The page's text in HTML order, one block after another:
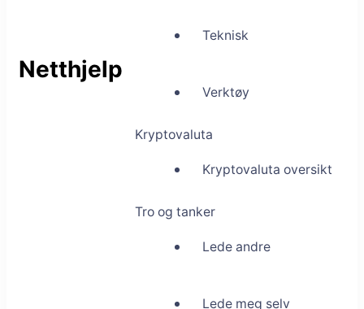
Netthjelp
Teknisk
Verktøy
Kryptovaluta
Kryptovaluta oversikt
Tro og tanker
Lede andre
Lede meg selv